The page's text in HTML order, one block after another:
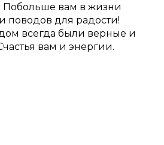
Побольше вам в жизни
поводов для радости!
всегда были верные и
вам и энергии.